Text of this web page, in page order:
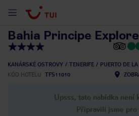
Bahia Principe
KANÁRSKÉ OSTROVY TENERIFE
PUERTO DE
KÓD HOTELU
TFS11010
Upsss, tato nabídka není
Připravili jsme pro